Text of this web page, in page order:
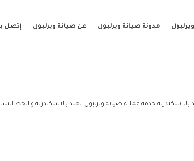
مدونة صيانة ويرلبول عن صيانة ويرلبول إتصل
بالاسكندرية خدمة عملاء صيانة ويرلبول العبد بالاسكندرية و الخط